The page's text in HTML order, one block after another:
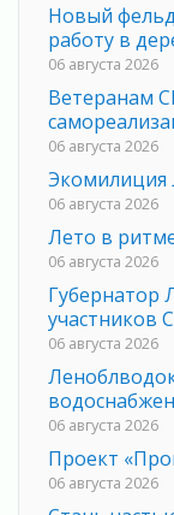
Новый
работу в
06 августа 2026
Ветеранам
06 августа 2026
Экомилиция
06 августа 2026
Лето в
06 августа 2026
Губернатор
участников
06 августа 2026
06 августа 2026
Проект
06 августа 2026